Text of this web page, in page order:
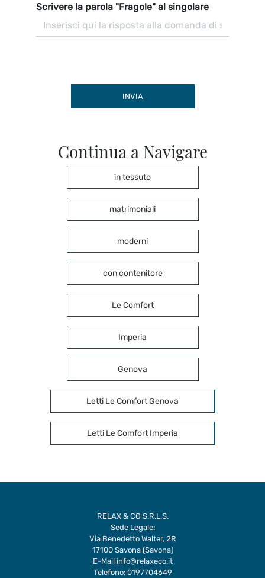
Scrivere la parola "Fragole" al singolare
INVIA
Continua a Navigare
in tessuto
matrimoniali
moderni
con contenitore
Le Comfort
Imperia
Genova
Letti Le Comfort Genova
Letti Le Comfort Imperia
RELAX & CO S.R.L.S.
Sede Legale:
Via Benedetto Walter, 2R
17100 Savona (Savona)
E-Mail info@relaxeco.it
Telefono: 0197704649